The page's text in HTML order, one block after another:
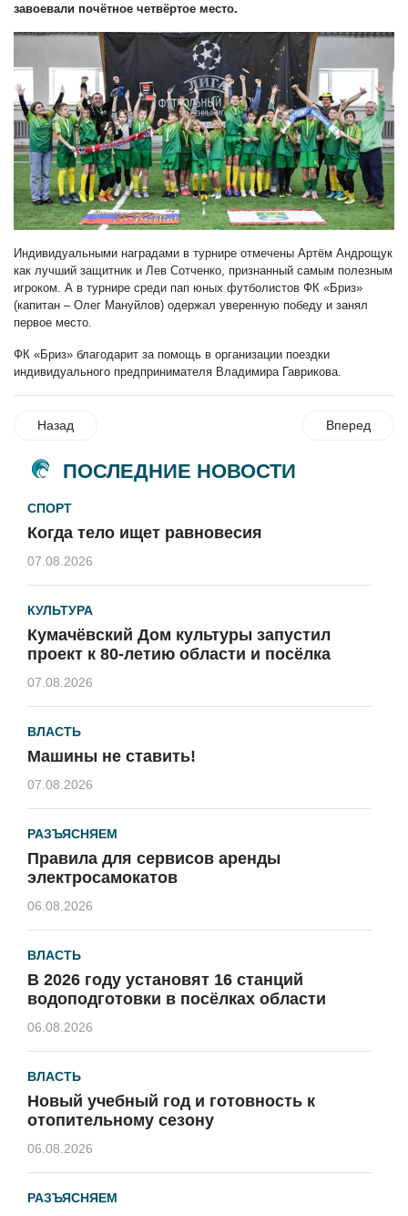
завоевали почётное четвёртое место.
Индивидуальными наградами в турнире отмечены Артём Андрощук
как лучший защитник и Лев Сотченко, признанный самым полезным
игроком. А в турнире среди пап юных футболистов ФК «Бриз»
(капитан – Олег Мануйлов) одержал уверенную победу и занял
первое место.
ФК «Бриз» благодарит за помощь в организации поездки
индивидуального предпринимателя Владимира Гаврикова.
Назад Вперед
ПОСЛЕДНИЕ НОВОСТИ
СПОРТ
Когда тело ищет равновесия
07.08.2026
КУЛЬТУРА
Кумачёвский Дом культуры запустил
проект к 80-летию области и посёлка
07.08.2026
ВЛАСТЬ
Машины не ставить!
07.08.2026
РАЗЪЯСНЯЕМ
Правила для сервисов аренды
электросамокатов
06.08.2026
ВЛАСТЬ
В 2026 году установят 16 станций
водоподготовки в посёлках области
06.08.2026
ВЛАСТЬ
Новый учебный год и готовность к
отопительному сезону
06.08.2026
РАЗЪЯСНЯЕМ